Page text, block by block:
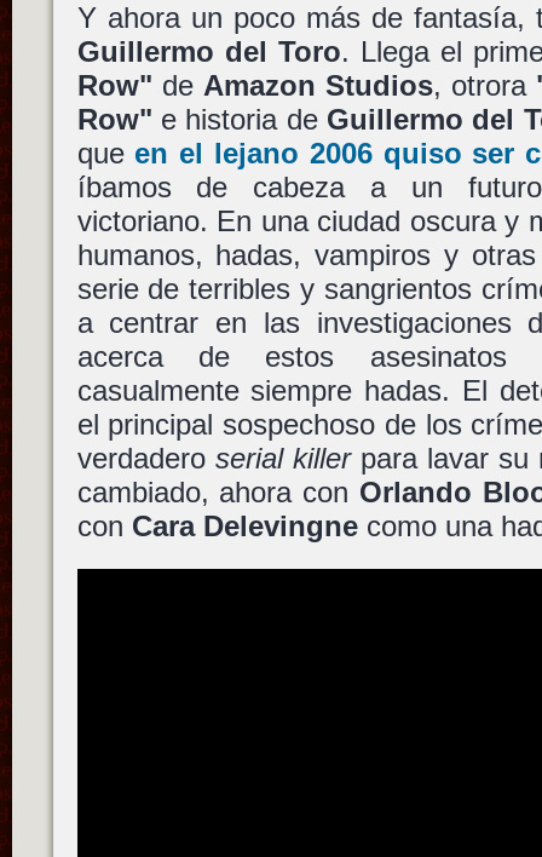
Y ahora un poco más de fantasía,
Guillermo del Toro. Llega el
Row" de Amazon Studios, otrora
Row" e historia de Guillermo del
que en el lejano 2006 quiso ser
íbamos de cabeza a un
victoriano. En una ciudad oscura y
humanos, hadas, vampiros y
serie de terribles y sangrientos
a centrar en las investigaciones
acerca de estos asesinatos
casualmente siempre hadas. El
el principal sospechoso de los
verdadero serial killer para lavar su
cambiado, ahora con Orlando
con Cara Delevingnecomo una